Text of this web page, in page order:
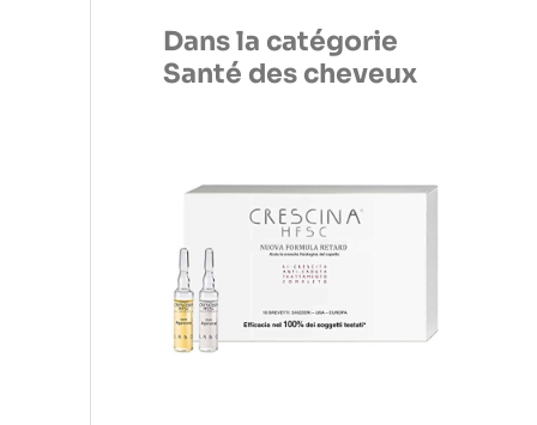
Dans la catégorie
Santé des cheveux